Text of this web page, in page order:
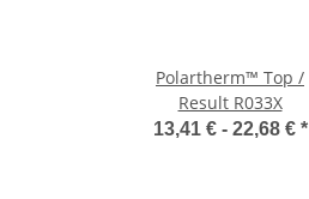
Polartherm™ Top /
Result R033X
13,41 € - 22,68 € *